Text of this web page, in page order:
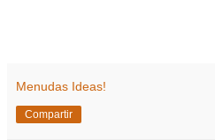
Menudas Ideas!
Compartir